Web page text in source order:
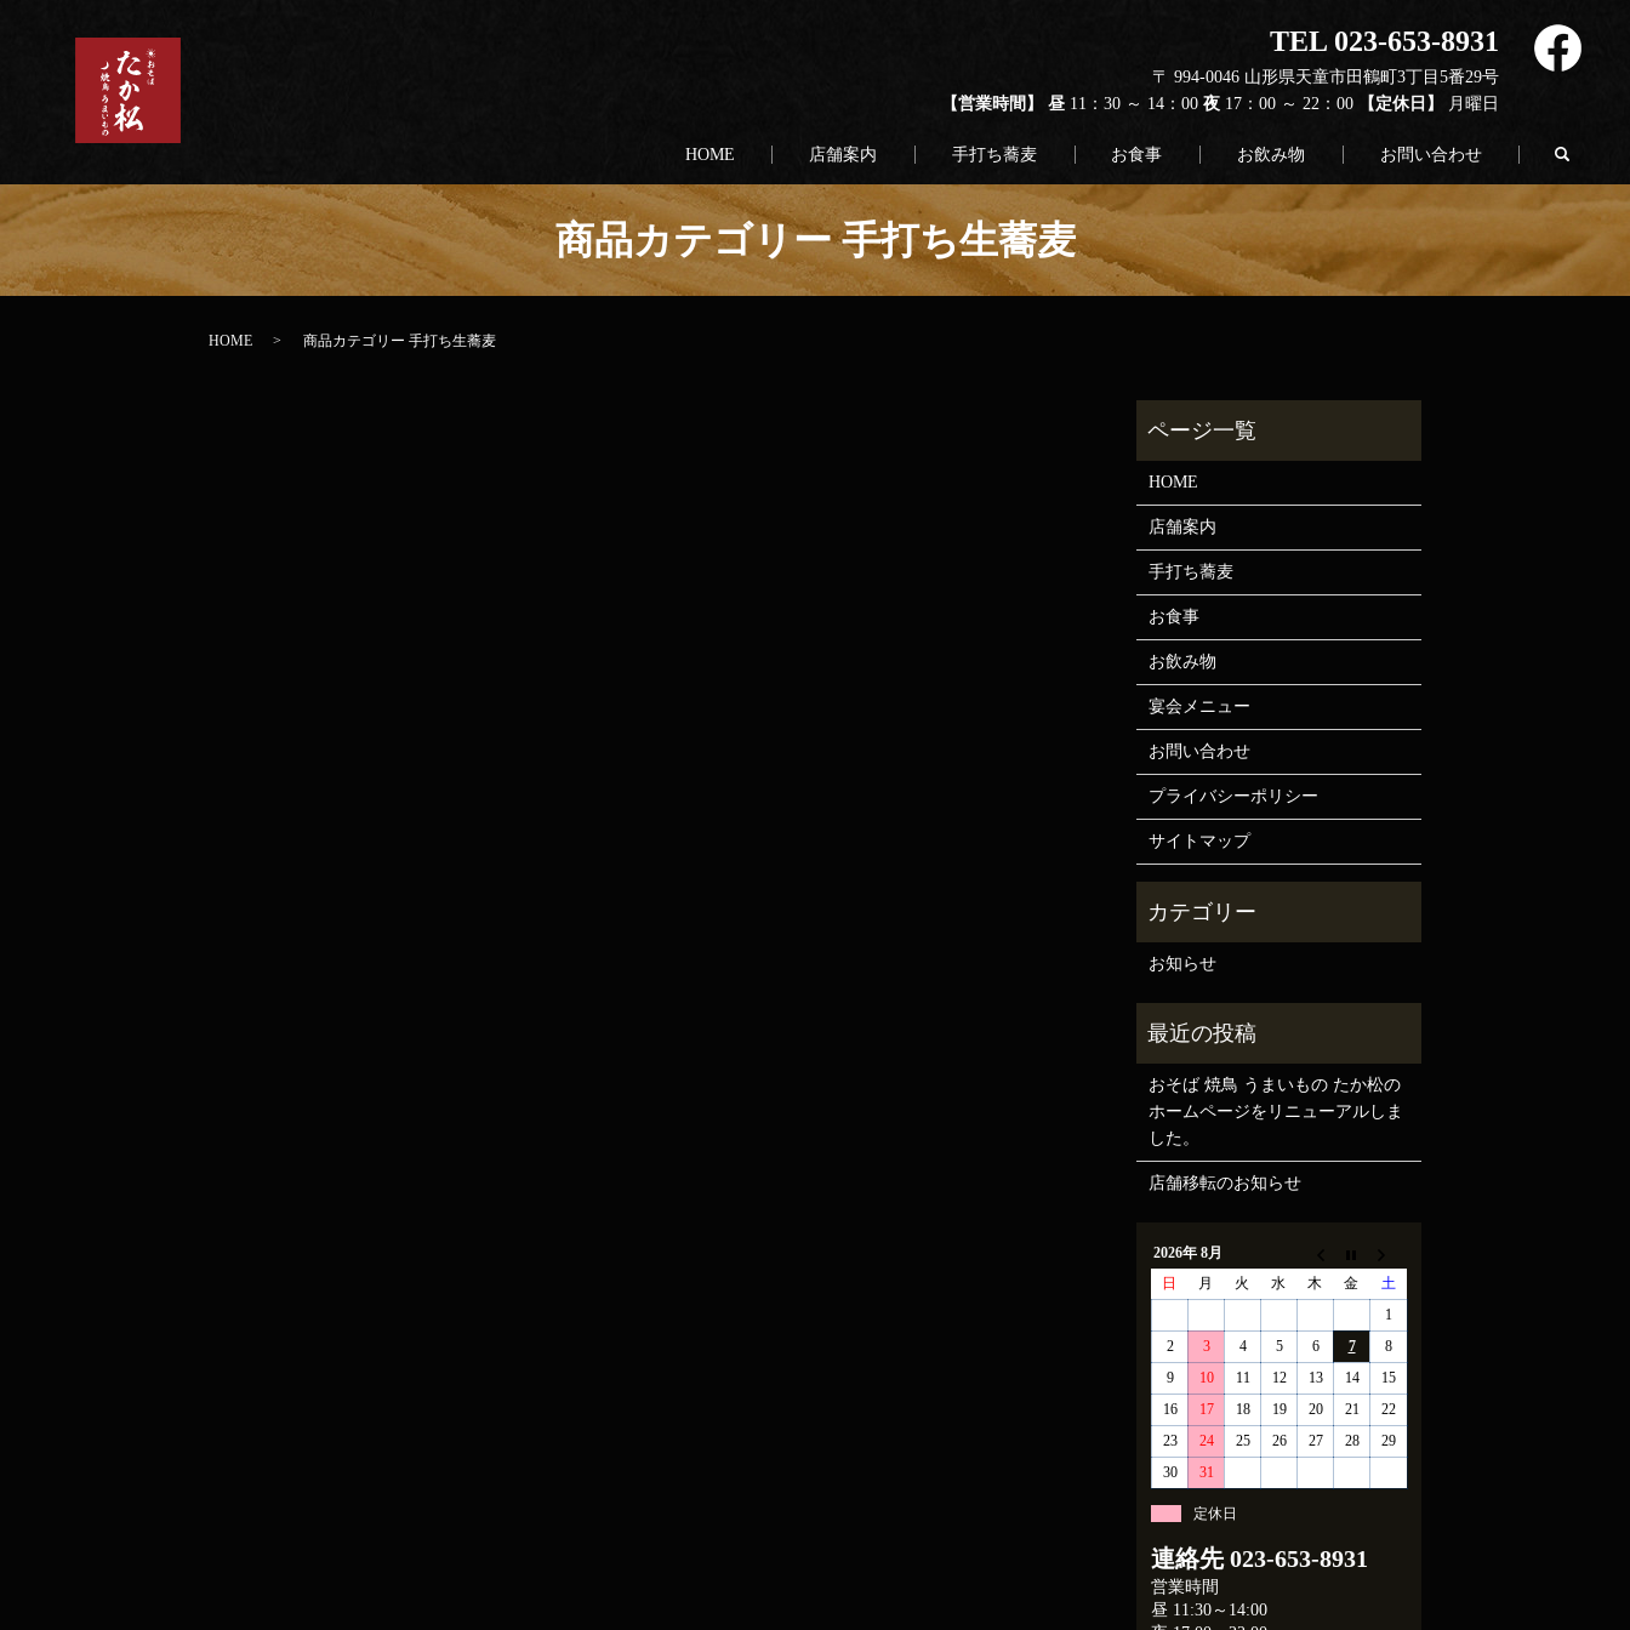
HOME 店舗案内 手打ち蕎麦 お食事 お飲み物 お問い合わせ
TEL 023-653-8931
〒 994-0046 山形県天童市田鶴町3丁目5番29号
【営業時間】 昼 11：30 ～ 14：00夜 17：00 ～ 22：00 【定休日】 月曜日
商品カテゴリー 手打ち生蕎麦
HOME 商品カテゴリー 手打ち生蕎麦
HOME
店舗案内
手打ち蕎麦
お食事
お飲み物
宴会メニュー
お問い合わせ
プライバシーポリシー
サイトマップ
お知らせ
おそば 焼鳥 うまいもの たか松の
ホームページをリニューアルしま
した。
店舗移転のお知らせ
2026年 8月
日
月 火 水 木 金
土
1
2
3 4 5 6 7
8
9
10 11 12 13 14
15
16
17 18 19 20 21
22
23
24 25 26 27 28
29
30
31
定休日
連絡先023-653-8931
営業時間
昼 11:30～14:00